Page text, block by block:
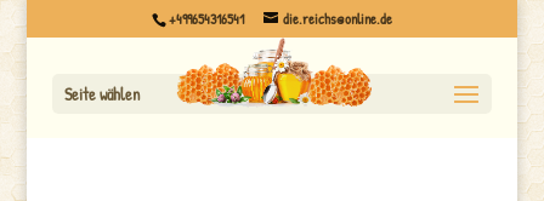
+499654316541 die.reichs@online.de
Seite wählen